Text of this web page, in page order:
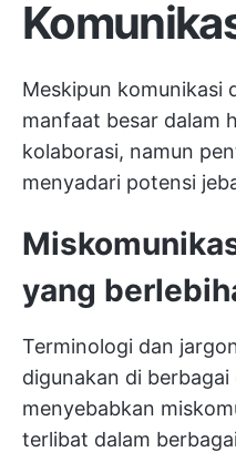
Meskipun komunikasi
manfaat besar dalam
kolaborasi, namun
menyadari potensi
yang
Terminologi dan
digunakan di
menyebabkan
terlibat dalam